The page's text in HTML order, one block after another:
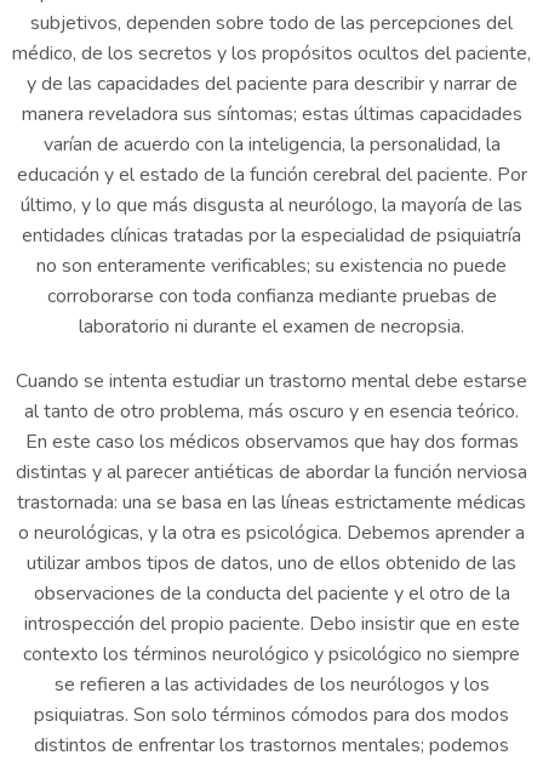
subjetivos, dependen sobre todo de las percepciones del
médico, de los secretos y los propósitos ocultos del paciente,
y de las capacidades del paciente para describir y narrar de
manera reveladora sus síntomas; estas últimas capacidades
varían de acuerdo con la inteligencia, la personalidad, la
educación y el estado de la función cerebral del paciente. Por
último, y lo que más disgusta al neurólogo, la mayoría de las
entidades clínicas tratadas por la especialidad de psiquiatría
no son enteramente verificables; su existencia no puede
corroborarse con toda confianza mediante pruebas de
laboratorio ni durante el examen de necropsia.
Cuando se intenta estudiar un trastorno mental debe estarse
al tanto de otro problema, más oscuro y en esencia teórico.
En este caso los médicos observamos que hay dos formas
distintas y al parecer antiéticas de abordar la función nerviosa
trastornada: una se basa en las líneas estrictamente médicas
o neurológicas, y la otra es psicológica. Debemos aprender a
utilizar ambos tipos de datos, uno de ellos obtenido de las
observaciones de la conducta del paciente y el otro de la
introspección del propio paciente. Debo insistir que en este
contexto los términos neurológico y psicológico no siempre
se refieren a las actividades de los neurólogos y los
psiquiatras. Son solo términos cómodos para dos modos
distintos de enfrentar los trastornos mentales; podemos